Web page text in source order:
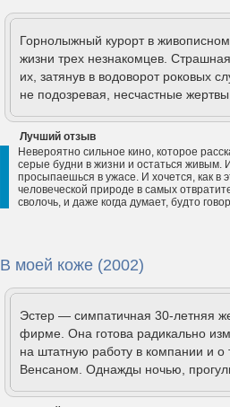
Горнолыжный курорт в
жизни трех незнакомцев.
их, затянув в водоворот роковых
не подозревая, несчастные
Лучший отзыв
Невероятно сильное кино, которое
серые будни в жизни и остаться живым.
просыпаешься в ужасе. И хочется, как в
человеческой природе в самых
сволочь, и даже когда думает, будто
В моей коже (2002)
Эстер — симпатичная 30-летняя
фирме. Она готова радикально
на штатную работу в компании и
Венсаном. Однажды ночью,